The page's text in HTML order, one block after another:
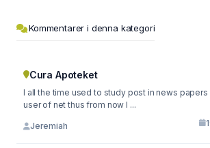
Kommentarer i denna kategori
Cura Apoteket
I all the time used to study post in news papers but
user of net thus from now I ...
Jeremiah